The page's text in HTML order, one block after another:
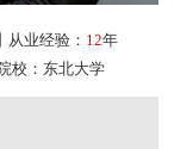
从业经验： 12年
校：东北大学